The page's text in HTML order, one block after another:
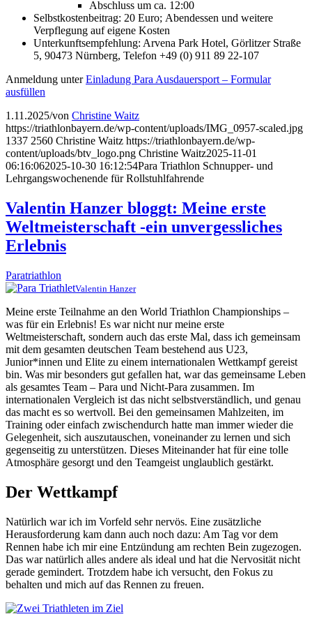
Abschluss um ca. 12:00
Selbstkostenbeitrag: 20 Euro; Abendessen und weitere
Verpflegung auf eigene Kosten
Unterkunftsempfehlung: Arvena Park Hotel, Görlitzer Straße
5, 90473 Nürnberg, Telefon +49 (0) 911 89 22-107
Anmeldung unterEinladung Para Ausdauersport – Formular
ausfüllen
1.11.2025/von Christine Waitz
https://triathlonbayern.de/wp-content/uploads/IMG_0957-scaled.jpg
1337 2560 Christine Waitz https://triathlonbayern.de/wp-
content/uploads/btv_logo.png Christine Waitz2025-11-01
06:16:062025-10-30 16:12:54Para Triathlon Schnupper- und
Lehrgangswochenende für Rollstuhlfahrende
Valentin Hanzer bloggt: Meine erste
Weltmeisterschaft -ein unvergessliches
Erlebnis
Paratriathlon
Valentin Hanzer
Meine erste Teilnahme an den World Triathlon Championships –
was für ein Erlebnis! Es war nicht nur meine erste
Weltmeisterschaft, sondern auch das erste Mal, dass ich gemeinsam
mit dem gesamten deutschen Team bestehend aus U23,
Junior*innen und Elite zu einem internationalen Wettkampf gereist
bin. Was mir besonders gut gefallen hat, war das gemeinsame Leben
als gesamtes Team – Para und Nicht-Para zusammen. Im
internationalen Vergleich ist das nicht selbstverständlich, und genau
das macht es so wertvoll. Bei den gemeinsamen Mahlzeiten, im
Training oder einfach zwischendurch hatte man immer wieder die
Gelegenheit, sich auszutauschen, voneinander zu lernen und sich
gegenseitig zu unterstützen. Dieses Miteinander hat für eine tolle
Atmosphäre gesorgt und den Teamgeist unglaublich gestärkt.
Der Wettkampf
Natürlich war ich im Vorfeld sehr nervös. Eine zusätzliche
Herausforderung kam dann auch noch dazu: Am Tag vor dem
Rennen habe ich mir eine Entzündung am rechten Bein zugezogen.
Das war natürlich alles andere als ideal und hat die Nervosität nicht
gerade gemindert. Trotzdem habe ich versucht, den Fokus zu
behalten und mich auf das Rennen zu freuen.